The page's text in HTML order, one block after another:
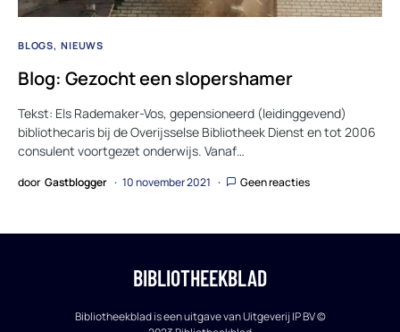
BLOGS NIEUWS
Blog: Gezocht een slopershamer
Tekst: Els Rademaker-Vos, gepensioneerd (leidinggevend)
bibliothecaris bij de Overijsselse Bibliotheek Dienst en tot 2006
consulent voortgezet onderwijs. Vanaf…
door Gastblogger 10 november 2021 Geen reacties
BIBLIOTHEEKBLAD
Bibliotheekblad is een uitgave van Uitgeverij IP BV ©